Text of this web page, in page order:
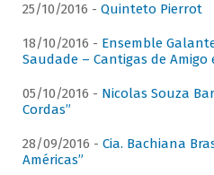
25/10/2016 - Quinteto Pierrot
18/10/2016 - Ensemble
Saudade – Cantigas de Amigo
05/10/2016 - Nicolas Souza
Cordas”
28/09/2016 - Cia. Bachiana
Américas”